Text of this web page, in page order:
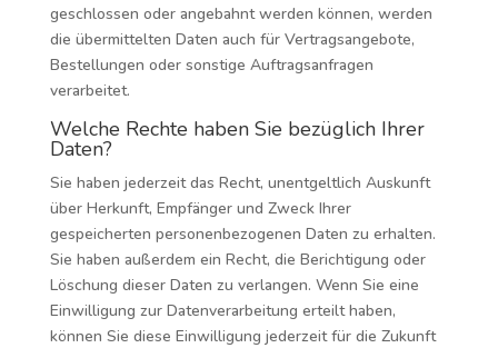
geschlossen oder angebahnt werden können, werden
die übermittelten Daten auch für Vertragsangebote,
Bestellungen oder sonstige Auftragsanfragen
verarbeitet.
Welche Rechte haben Sie bezüglich Ihrer
Daten?
Sie haben jederzeit das Recht, unentgeltlich Auskunft
über Herkunft, Empfänger und Zweck Ihrer
gespeicherten personenbezogenen Daten zu erhalten.
Sie haben außerdem ein Recht, die Berichtigung oder
Löschung dieser Daten zu verlangen. Wenn Sie eine
Einwilligung zur Datenverarbeitung erteilt haben,
können Sie diese Einwilligung jederzeit für die Zukunft